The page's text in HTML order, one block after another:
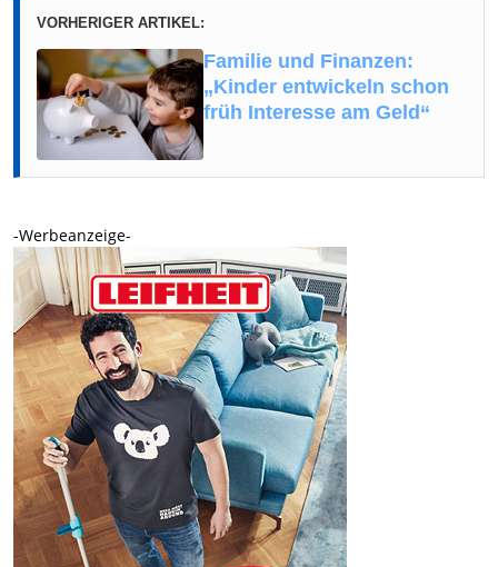
VORHERIGER ARTIKEL:
Familie und Finanzen:
„Kinder entwickeln schon
früh Interesse am Geld“
-Werbeanzeige-